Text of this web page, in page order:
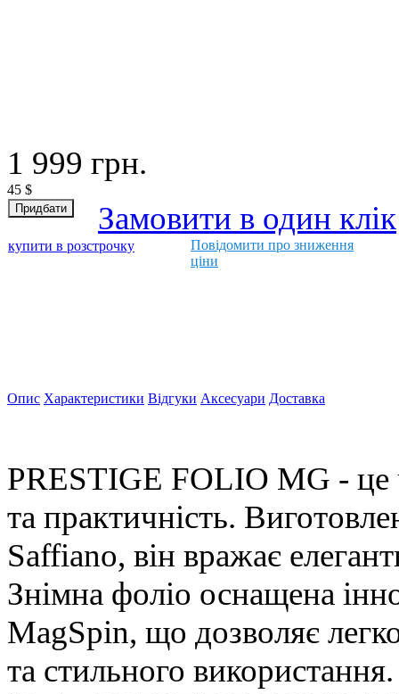
1 999 грн.
45 $
Замовити в один клік
купити в розстрочку
Повідомити про зниження
ціни
Опис Характеристики Відгуки Аксесуари Доставка
PRESTIGE FOLIO MG - це
та практичність.
Saffiano, він вражає
Знімна фоліо оснащена
MagSpin, що дозволяє
та стильного